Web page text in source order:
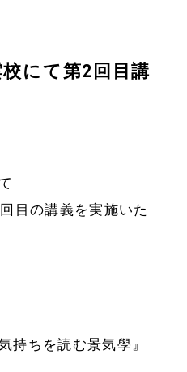
特定商取引法に基
お問い合わせ
にて第2回目講
目の講義を実施いた
持ちを読む景気學』